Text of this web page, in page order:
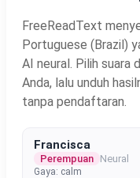
FreeReadText
Portuguese (Brazil)
AI neural. Pilih
Anda, lalu unduh
tanpa pendaftaran.
Francisca
Perempuan Neural
Gaya: calm